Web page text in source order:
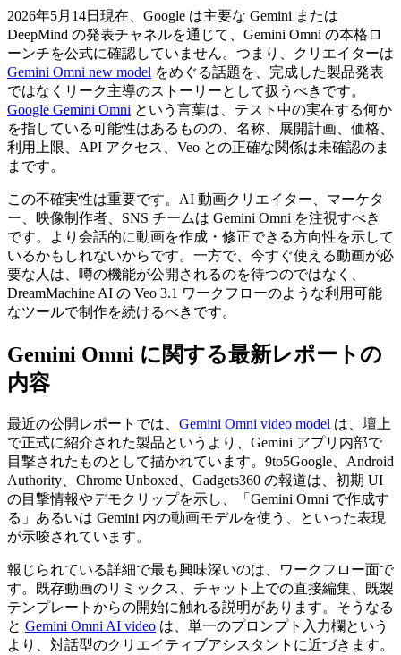
2026年5月14日現在、Google は主要な Gemini または
DeepMind の発表チャネルを通じて、Gemini Omni の本格ロ
ーンチを公式に確認していません。つまり、クリエイターは
Gemini Omni new model をめぐる話題を、完成した製品発表
ではなくリーク主導のストーリーとして扱うべきです。
Google Gemini Omni という言葉は、テスト中の実在する何か
を指している可能性はあるものの、名称、展開計画、価格、
利用上限、API アクセス、Veo との正確な関係は未確認のま
まです。
この不確実性は重要です。AI 動画クリエイター、マーケタ
ー、映像制作者、SNS チームは Gemini Omni を注視すべき
です。より会話的に動画を作成・修正できる方向性を示して
いるかもしれないからです。一方で、今すぐ使える動画が必
要な人は、噂の機能が公開されるのを待つのではなく、
DreamMachine AI の Veo 3.1 ワークフローのような利用可能
なツールで制作を続けるべきです。
Gemini Omni に関する最新レポートの
内容
最近の公開レポートでは、 Gemini Omni video model は、壇上
で正式に紹介された製品というより、Gemini アプリ内部で
目撃されたものとして描かれています。9to5Google、Android
Authority、Chrome Unboxed、Gadgets360 の報道は、初期 UI
の目撃情報やデモクリップを示し、「Gemini Omni で作成す
る」あるいは Gemini 内の動画モデルを使う、といった表現
が示唆されています。
報じられている詳細で最も興味深いのは、ワークフロー面で
す。既存動画のリミックス、チャット上での直接編集、既製
テンプレートからの開始に触れる説明があります。そうなる
と Gemini Omni AI video は、単一のプロンプト入力欄という
より、対話型のクリエイティブアシスタントに近づきます。